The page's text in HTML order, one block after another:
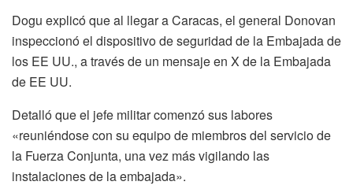
Dogu explicó que al llegar a Caracas, el general Donovan
inspeccionó el dispositivo de seguridad de la Embajada de
los EE UU., a través de un mensaje en X de la Embajada
de EE UU.
Detalló que el jefe militar comenzó sus labores
«reuniéndose con su equipo de miembros del servicio de
la Fuerza Conjunta, una vez más vigilando las
instalaciones de la embajada».